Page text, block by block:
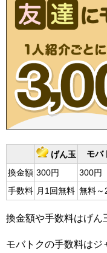
げん玉 モバ
換金額 300円
300円
手数料 月1回無料 無料～
換金額や手数料はげん
モバトクの手数料はジ